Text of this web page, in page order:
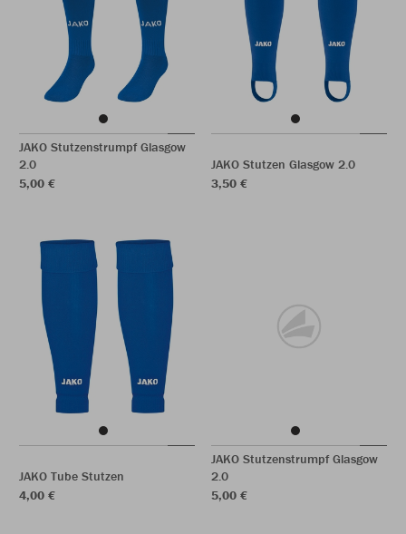
JAKO Stutzenstrumpf Glasgow
2.0
5,00 €
JAKO Stutzen Glasgow 2.0
3,50 €
JAKO Tube Stutzen
4,00 €
JAKO Stutzenstrumpf Glasgow
2.0
5,00 €